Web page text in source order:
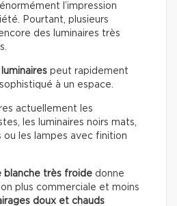
l’impression
Pourtant, plusieurs
des luminaires très
peut rapidement
à un espace.
actuellement les
les luminaires noirs mats,
ou les lampes avec finition
blanche très froide donne
plus commerciale et moins
doux et chauds